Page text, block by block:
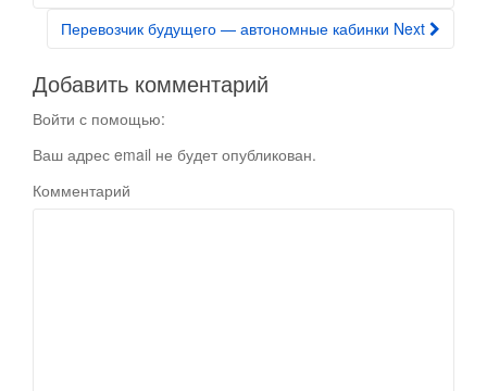
Перевозчик будущего — автономные кабинки Next
Добавить комментарий
Войти с помощью:
Ваш адрес email не будет опубликован.
Комментарий